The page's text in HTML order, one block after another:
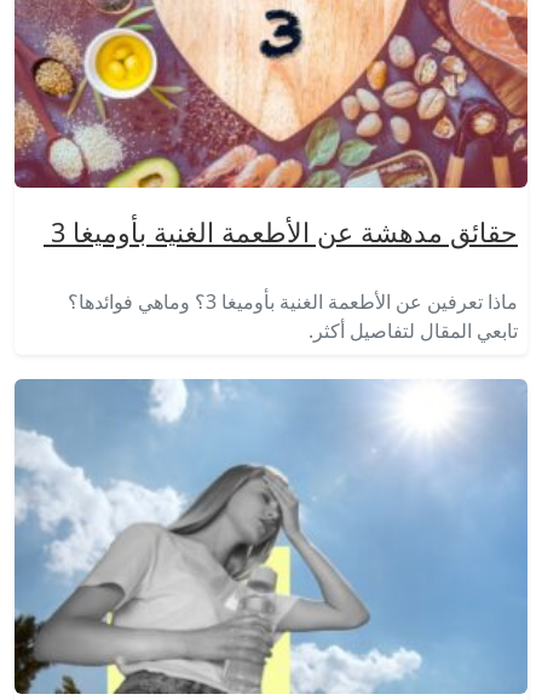
حقائق مدهشة عن الأطعمة الغنية بأوميغا 3
ماذا تعرفين عن الأطعمة الغنية بأوميغا 3؟ وماهي فوائدها؟
تابعي المقال لتفاصيل أكثر.